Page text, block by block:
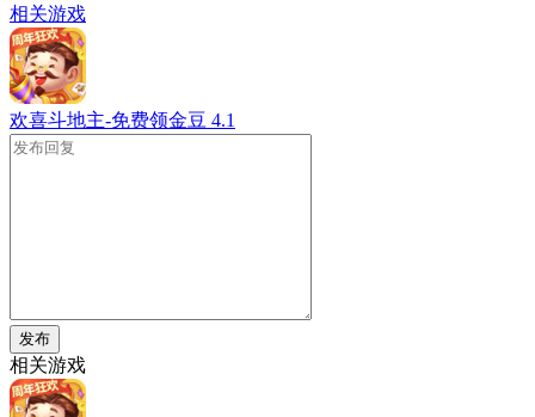
相关游戏
欢喜斗地主-免费领金豆 4.1
发布
相关游戏